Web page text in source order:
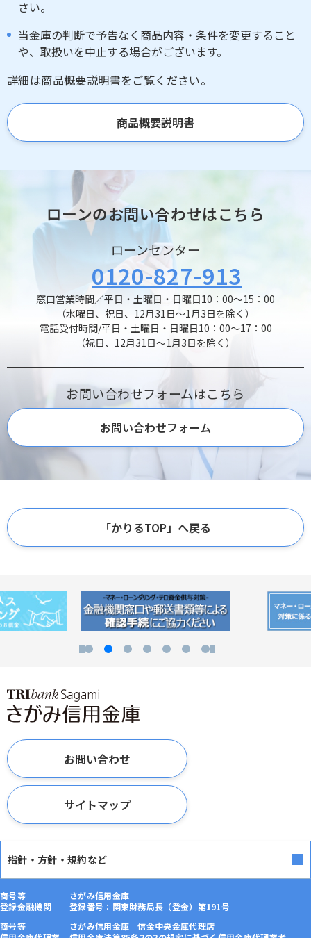
さい。
当金庫の判断で予告なく商品内容・条件を変更すること
や、取扱いを中止する場合がございます。
詳細は商品概要説明書をご覧ください。
商品概要説明書
ローンのお問い合わせはこちら
ローンセンター
0120-827-913
窓口営業時間／平日・土曜日・日曜日10：00～15：00
（水曜日、祝日、12月31日～1月3日を除く）
電話受付時間/平日・土曜日・日曜日10：00～17：00
（祝日、12月31日～1月3日を除く）
お問い合わせフォームはこちら
お問い合わせフォーム
「かりるTOP」へ戻る
お問い合わせ
サイトマップ
指針・方針・規約など
商号等
さがみ信用金庫
登録金融機関
登録番号：関東財務局長（登金）第191号
商号等
さがみ信用金庫 信金中央金庫代理店